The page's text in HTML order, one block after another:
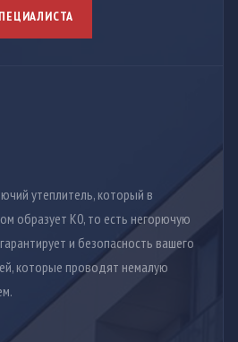
утеплитель, который в
образует К0, то есть негорючую
и безопасность вашего
которые проводят немалую